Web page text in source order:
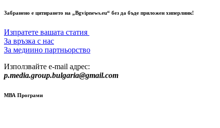
Забранено е цитирането на „Bgvipnews.eu“ без да бъде приложен хиперлинк!
Изпратете вашата статия
За връзка с нас
За медиино партньорство
Използвайте e-mail адрес:
p.media.group.bulgaria@gmail.com
МВА Програми